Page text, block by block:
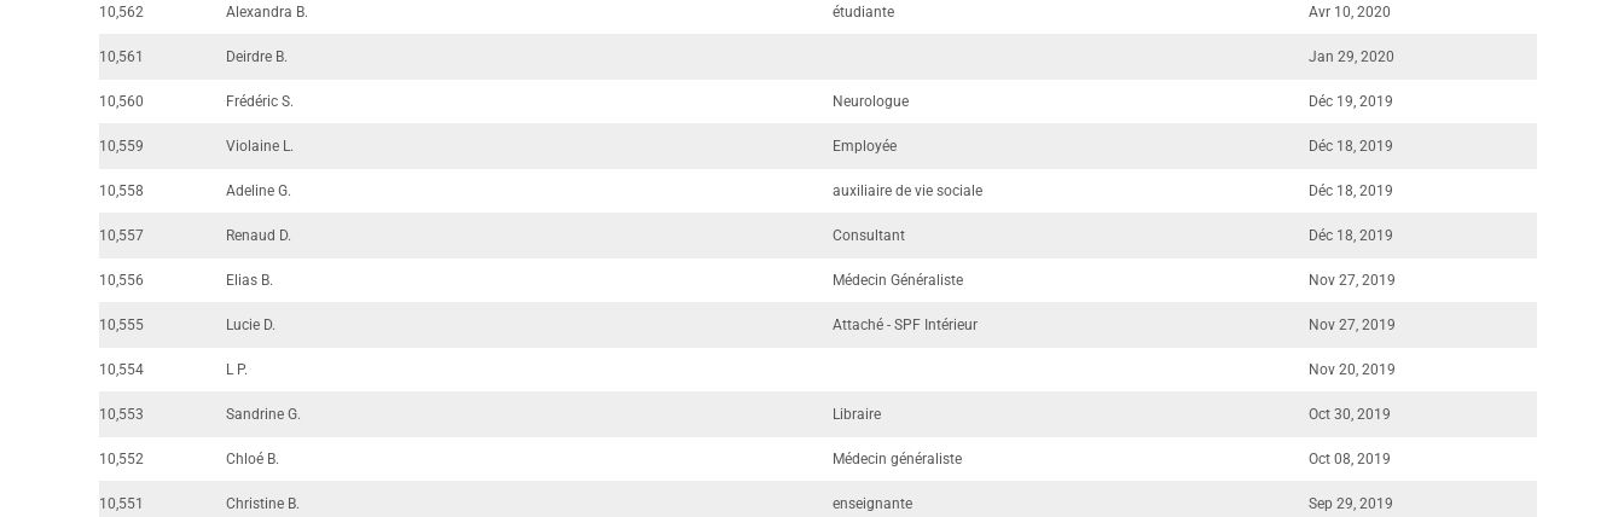
10,562 Alexandra B. étudiante Avr 10, 2020
10,561 Deirdre B. Jan 29, 2020
10,560 Frédéric S. Neurologue Déc 19, 2019
10,559 Violaine L. Employée Déc 18, 2019
10,558 Adeline G. auxiliaire de vie sociale Déc 18, 2019
10,557 Renaud D. Consultant Déc 18, 2019
10,556 Elias B. Médecin Généraliste Nov 27, 2019
10,555 Lucie D. Attaché - SPF Intérieur Nov 27, 2019
10,554 L P. Nov 20, 2019
10,553 Sandrine G. Libraire Oct 30, 2019
10,552 Chloé B. Médecin généraliste Oct 08, 2019
10,551 Christine B. enseignante Sep 29, 2019